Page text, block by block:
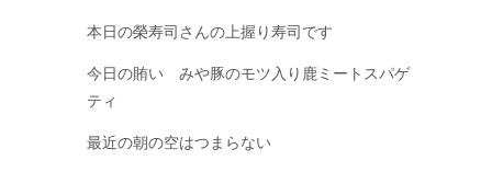
本日の榮寿司さんの上握り寿司です
今日の賄い みや豚のモツ入り鹿ミートスパゲ
ティ
最近の朝の空はつまらない